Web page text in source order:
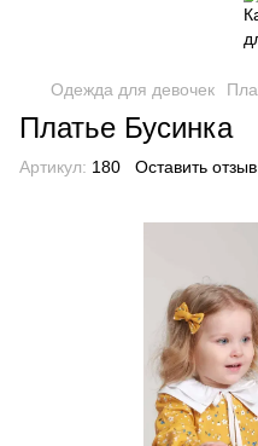
Одежда для девочек
Платье Бусинка
Артикул: 180 Оставить отзыв